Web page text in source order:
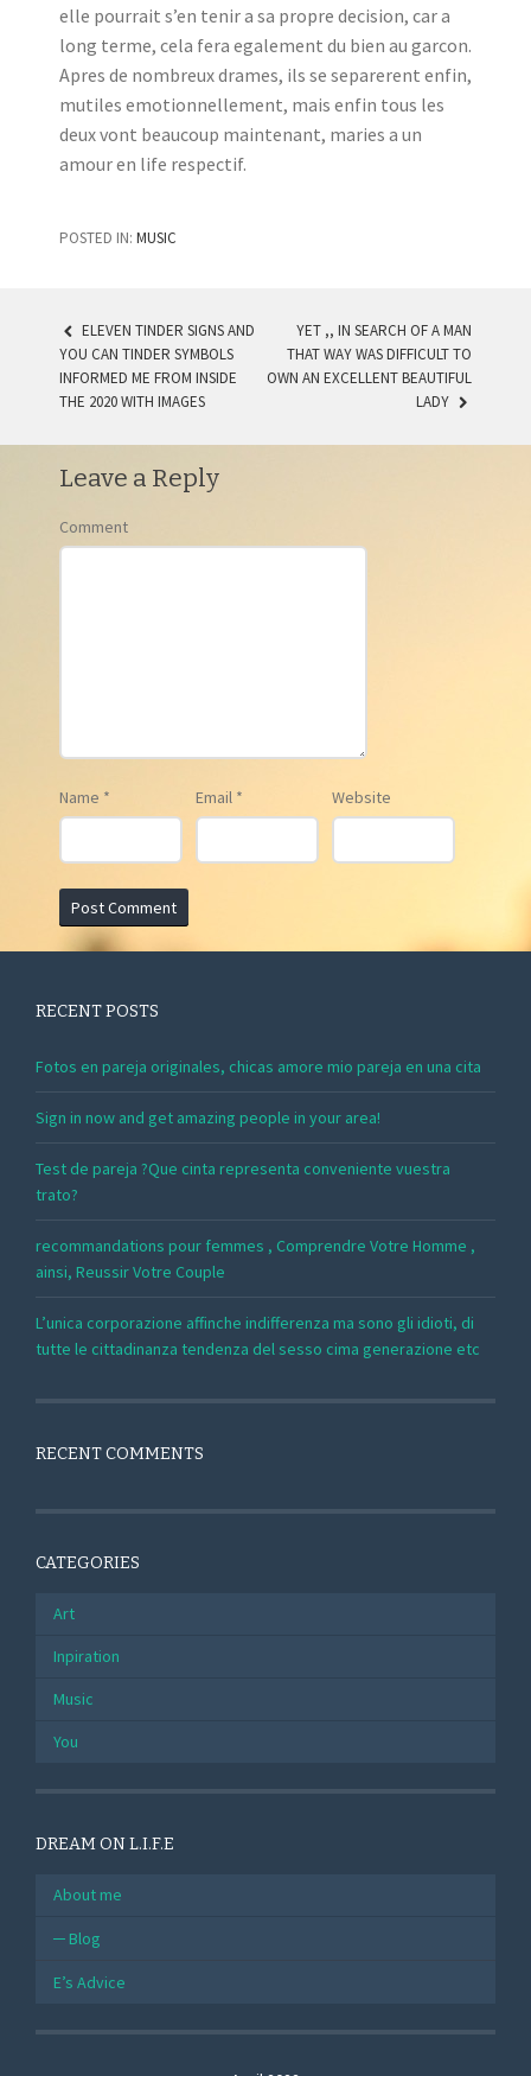
elle pourrait s’en tenir a sa propre decision, car a
long terme, cela fera egalement du bien au garcon.
Apres de nombreux drames, ils se separerent enfin,
mutiles emotionnellement, mais enfin tous les
deux vont beaucoup maintenant, maries a un
amour en life respectif.
POSTED IN: MUSIC
POST NAVIGATION
ELEVEN TINDER SIGNS AND
YOU CAN TINDER SYMBOLS
INFORMED ME FROM INSIDE
THE 2020 WITH IMAGES
YET ,, IN SEARCH OF A MAN
THAT WAY WAS DIFFICULT TO
OWN AN EXCELLENT BEAUTIFUL
LADY
Leave a Reply
Comment
Name * Email * Website
RECENT POSTS
Fotos en pareja originales, chicas amore mio pareja en una cita
Sign in now and get amazing people in your area!
Test de pareja ?Que cinta representa conveniente vuestra
trato?
recommandations pour femmes , Comprendre Votre Homme ,
ainsi, Reussir Votre Couple
L’unica corporazione affinche indifferenza ma sono gli idioti, di
tutte le cittadinanza tendenza del sesso cima generazione etc
RECENT COMMENTS
CATEGORIES
Art
Inpiration
Music
You
DREAM ON L.I.F.E
About me
Blog
E’s Advice